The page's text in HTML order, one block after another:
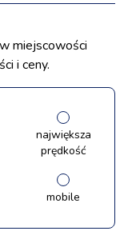
miejscowości
i ceny.
największa
prędkość
mobile